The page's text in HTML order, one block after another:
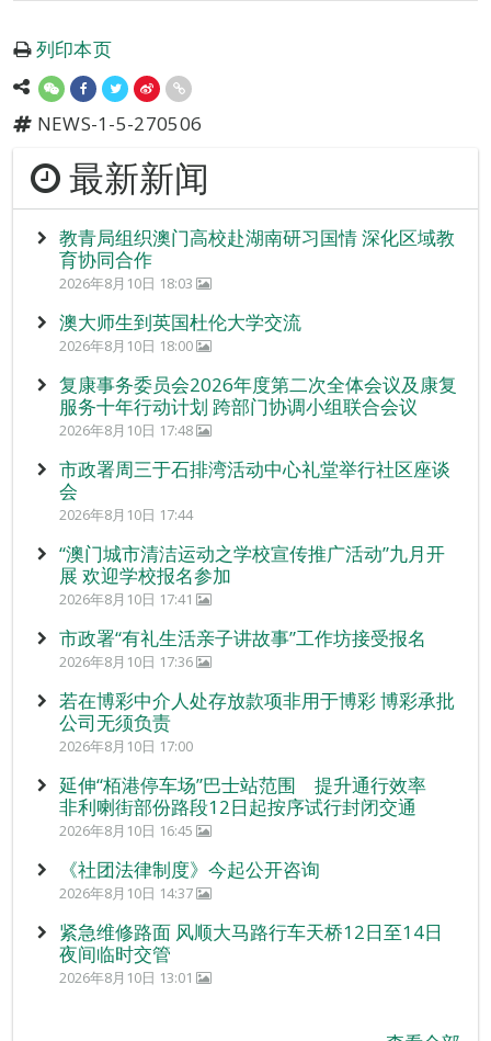
列印本页
NEWS-1-5-270506
最新新闻
教青局组织澳门高校赴湖南研习国情 深化区域教
育协同合作
2026年8月10日 18:03
澳大师生到英国杜伦大学交流
2026年8月10日 18:00
复康事务委员会2026年度第二次全体会议及康复
服务十年行动计划 跨部门协调小组联合会议
2026年8月10日 17:48
市政署周三于石排湾活动中心礼堂举行社区座谈
会
2026年8月10日 17:44
“澳门城市清洁运动之学校宣传推广活动”九月开
展 欢迎学校报名参加
2026年8月10日 17:41
市政署“有礼生活亲子讲故事”工作坊接受报名
2026年8月10日 17:36
若在博彩中介人处存放款项非用于博彩 博彩承批
公司无须负责
2026年8月10日 17:00
延伸“栢港停车场”巴士站范围 提升通行效率
非利喇街部份路段12日起按序试行封闭交通
2026年8月10日 16:45
《社团法律制度》今起公开咨询
2026年8月10日 14:37
紧急维修路面 风顺大马路行车天桥12日至14日
夜间临时交管
2026年8月10日 13:01